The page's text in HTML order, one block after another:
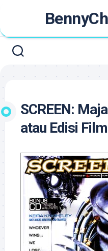
content
SCREEN:
atau Edisi